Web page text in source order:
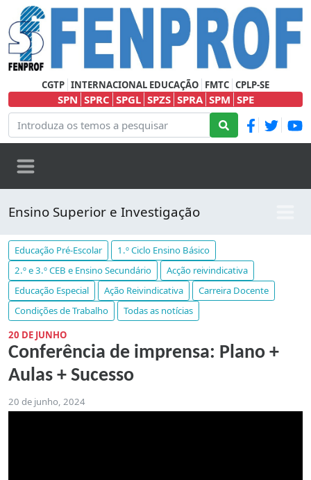
CGTP INTERNACIONAL EDUCAÇÃO FMTC CPLP-SE
SPN SPRC SPGL SPZS SPRA SPM SPE
Ensino Superior e Investigação
Educação Pré-Escolar
1.º Ciclo Ensino Básico
2.º e 3.º CEB e Ensino Secundário
Acção reivindicativa
Educação Especial
Ação Reivindicativa
Carreira Docente
Condições de Trabalho
Todas as notícias
20 DE JUNHO
Conferência de imprensa: Plano +
Aulas + Sucesso
20 de junho, 2024